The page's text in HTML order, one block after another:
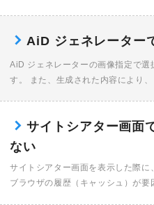
AiD ジェネレーター
AiD ジェネレーターの画像指定で選
す。 また、生成された内容により
サイトシアター画面
ない
サイトシアター画面を表示した際に
ブラウザの履歴（キャッシュ）が要